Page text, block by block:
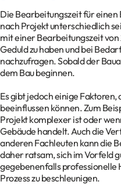
Die Bearbeitungszeit für
nach Projekt unterschiedlich
mit einer Bearbeitungszeit
Geduld zu haben und bei
nachzufragen. Sobald der
dem Bau beginnen.
Es gibt jedoch einige
beeinflussen können. Zum
Projekt komplexer ist oder
Gebäude handelt. Auch die
anderen Fachleuten kann die
daher ratsam, sich im Vorfeld
gegebenenfalls professionelle
Prozess zu beschleunigen.